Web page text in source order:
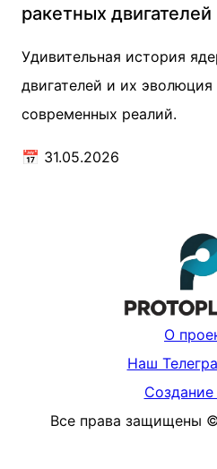
ракетных двигателей
Удивительная история
двигателей и их
современных реалий.
📅 31.05.2026
О
Наш
Создание
Все права защищены